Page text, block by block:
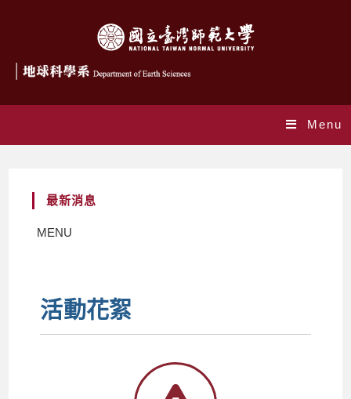
Menu
最新消息
MENU
活動花絮